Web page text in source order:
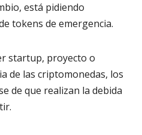
está pidiendo
tokens de emergencia.
startup, proyecto o
de las criptomonedas, los
de que realizan la debida